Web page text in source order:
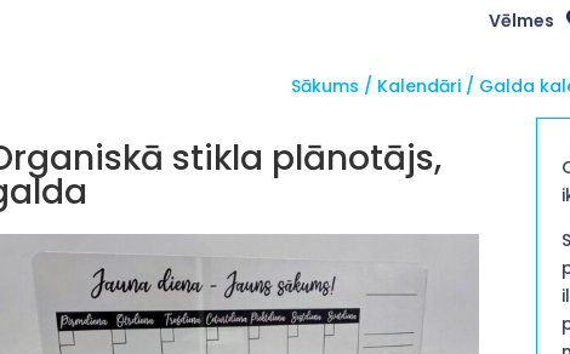
Vēlmes
Sākums / Kalendāri / Galda
stikla plānotājs,